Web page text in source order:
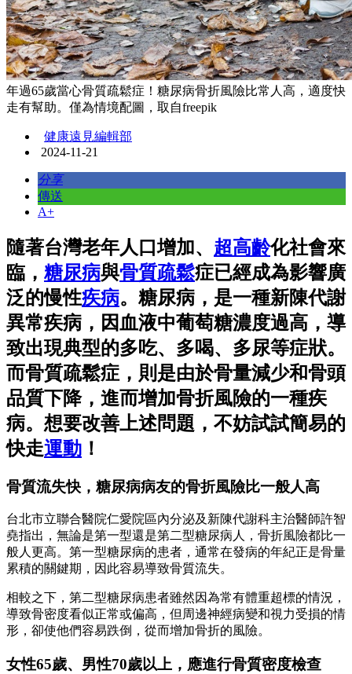
年過65歲當心骨質疏鬆症！糖尿病骨折風險比常人高，適度快
走有幫助。僅為情境配圖，取自freepik
健康遠見編輯部
2024-11-21
分享
傳送
A+
隨著台灣老年人口增加、 超高齡化社會來
臨， 糖尿病與骨質疏鬆症已經成為影響廣
泛的慢性疾病。糖尿病，是一種新陳代謝
異常疾病，因血液中葡萄糖濃度過高，導
致出現典型的多吃、多喝、多尿等症狀。
而骨質疏鬆症，則是由於骨量減少和骨頭
品質下降，進而增加骨折風險的一種疾
病。想要改善上述問題，不妨試試簡易的
快走運動 ！
骨質流失快，糖尿病病友的骨折風險比一般人高
台北市立聯合醫院仁愛院區內分泌及新陳代謝科主治醫師許智
堯指出，無論是第一型還是第二型糖尿病人，骨折風險都比一
般人更高。第一型糖尿病的患者，通常在發病的年紀正是骨量
累積的關鍵期，因此容易導致骨質流失。
相較之下，第二型糖尿病患者雖然因為常有體重超標的情況，
導致骨密度看似正常或偏高，但周邊神經病變和視力受損的情
形，卻使他們容易跌倒，從而增加骨折的風險。
女性65歲、男性70歲以上，應進行骨質密度檢查